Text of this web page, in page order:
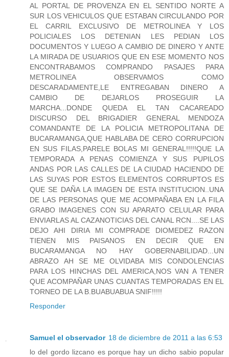
AL PORTAL DE PROVENZA EN EL SENTIDO NORTE A
SUR LOS VEHICULOS QUE ESTABAN CIRCULANDO POR
EL CARRIL EXCLUSIVO DE METROLINEA Y LOS
POLICIALES LOS DETENIAN LES PEDIAN LOS
DOCUMENTOS Y LUEGO A CAMBIO DE DINERO Y ANTE
LA MIRADA DE USUARIOS QUE EN ESE MOMENTO NOS
ENCONTRABAMOS COMPRANDO PASAJES PARA
METROLINEA OBSERVAMOS COMO
DESCARADAMENTE,LE ENTREGABAN DINERO A
CAMBIO DE DEJARLOS PROSEGUIR LA
MARCHA...DONDE QUEDA EL TAN CACAREADO
DISCURSO DEL BRIGADIER GENERAL MENDOZA
COMANDANTE DE LA POLICIA METROPOLITANA DE
BUCARAMANGA,QUE HABLABA DE CERO CORRUPCION
EN SUS FILAS,PARELE BOLAS MI GENERAL!!!!!QUE LA
TEMPORADA A PENAS COMIENZA Y SUS PUPILOS
ANDAS POR LAS CALLES DE LA CIUDAD HACIENDO DE
LAS SUYAS POR ESTOS ELEMENTOS CORRUPTOS ES
QUE SE DAÑA LA IMAGEN DE ESTA INSTITUCION..UNA
DE LAS PERSONAS QUE ME ACOMPAÑABA EN LA FILA
GRABO IMAGENES CON SU APARATO CELULAR PARA
ENVIARLAS AL CAZANOTICIAS DEL CANAL RCN....SE LAS
DEJO AHI DIRIA MI COMPRADE DIOMEDEZ RAZON
TIENEN MIS PAISANOS EN DECIR QUE EN
BUCARAMANGA NO HAY GOBERNABILIDAD...UN
ABRAZO AH SE ME OLVIDABA MIS CONDOLENCIAS
PARA LOS HINCHAS DEL AMERICA,NOS VAN A TENER
QUE ACOMPAÑAR UNAS CUANTAS TEMPORADAS EN EL
TORNEO DE LA B.BUABUABUA SNIF!!!!!
Responder
Samuel el observador 18 de diciembre de 2011 a las 6:53
lo del gordo lizcano es porque hay un dicho sabio popular